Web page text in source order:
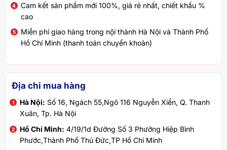
Cam kết sản phẩm mới 100%, giá rẻ nhất, chiết khấu %
cao
Miễn phí giao hàng trong nội thành Hà Nội và Thành Phố
Hồ Chí Minh (thanh toán chuyển khoản)
Địa chỉ mua hàng
Hà Nội: Số 16, Ngách 55,Ngõ 116 Nguyễn Xiển, Q. Thanh
Xuân, Tp. Hà Nội
Hồ Chí Minh: 4/19/1d Đường Số 3 Phường Hiệp Bình
Phước,Thành Phố Thủ Đức,TP Hồ Chí Minh